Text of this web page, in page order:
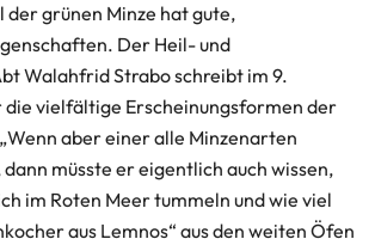
der grünen Minze hat gute,
Der Heil- und
Walahfrid Strabo schreibt im 9.
vielfältige Erscheinungsformen der
aber einer alle Minzenarten
müsste er eigentlich auch wissen,
im Roten Meer tummeln und wie viel
aus Lemnos“ aus den weiten Öfen